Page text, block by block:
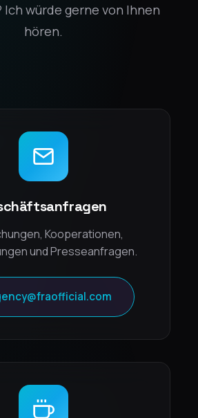
Ich würde gerne von Ihnen
hören.
Kooperationen,
und Presseanfragen.